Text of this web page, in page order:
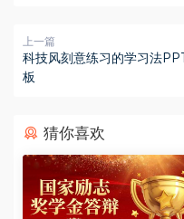
上一篇
科技风刻意练习的学习法
板
猜你喜欢